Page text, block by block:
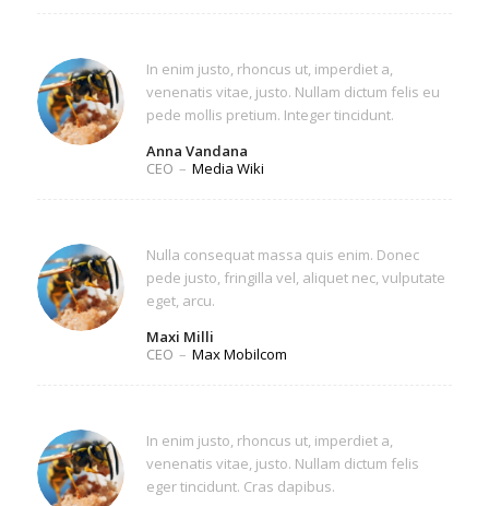
In enim justo, rhoncus ut, imperdiet a,
venenatis vitae, justo. Nullam dictum felis eu
pede mollis pretium. Integer tincidunt.
Anna Vandana
CEO – Media Wiki
Nulla consequat massa quis enim. Donec
pede justo, fringilla vel, aliquet nec, vulputate
eget, arcu.
Maxi Milli
CEO – Max Mobilcom
In enim justo, rhoncus ut, imperdiet a,
venenatis vitae, justo. Nullam dictum felis
eger tincidunt. Cras dapibus.